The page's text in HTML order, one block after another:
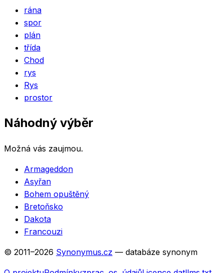
rána
spor
plán
třída
Chod
rys
Rys
prostor
Náhodný výběr
Možná vás zaujmou.
Armageddon
Asyřan
Bohem opuštěný
Bretoňsko
Dakota
Francouzi
© 2011–2026 Synonymus.cz — databáze synonym